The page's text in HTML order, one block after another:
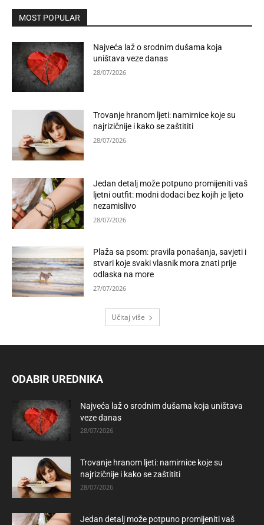
MOST POPULAR
Najveća laž o srodnim dušama koja
uništava veze danas
28/07/2026
Trovanje hranom ljeti: namirnice koje su
najrizičnije i kako se zaštititi
28/07/2026
Jedan detalj može potpuno promijeniti vaš
ljetni outfit: modni dodaci bez kojih je ljeto
nezamislivo
28/07/2026
Plaža sa psom: pravila ponašanja, savjeti i
stvari koje svaki vlasnik mora znati prije
odlaska na more
27/07/2026
Učitaj više
ODABIR UREDNIKA
Najveća laž o srodnim dušama koja uništava
veze danas
28/07/2026
Trovanje hranom ljeti: namirnice koje su
najrizičnije i kako se zaštititi
28/07/2026
Jedan detalj može potpuno promijeniti vaš